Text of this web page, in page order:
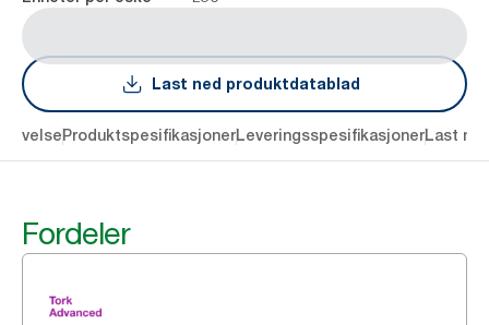
Last ned produktdatablad
ProduktspesifikasjonerLeveringsspesifikasjonerLast
Fordeler